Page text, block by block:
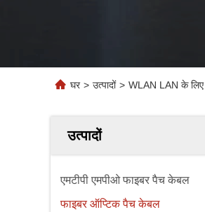
घर > उत्पादों > WLAN LAN के लिए
उत्पादों
एमटीपी एमपीओ फाइबर पैच केबल
फाइबर ऑप्टिक पैच केबल